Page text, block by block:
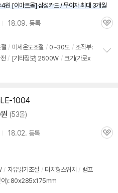
원 [이마트몰] 삼성카드 / 무이자 최대 3개월
18.09. 등록
관
/ 미세온도조절 / 0~30도 / 조작부:
/ [기타정보] 2500W / 크기(가로x
1004
원 (53몰)
18.02. 등록
관
/ 자유밝기조절 / 터치형스위치 / 램프
이): 80x285x175mm